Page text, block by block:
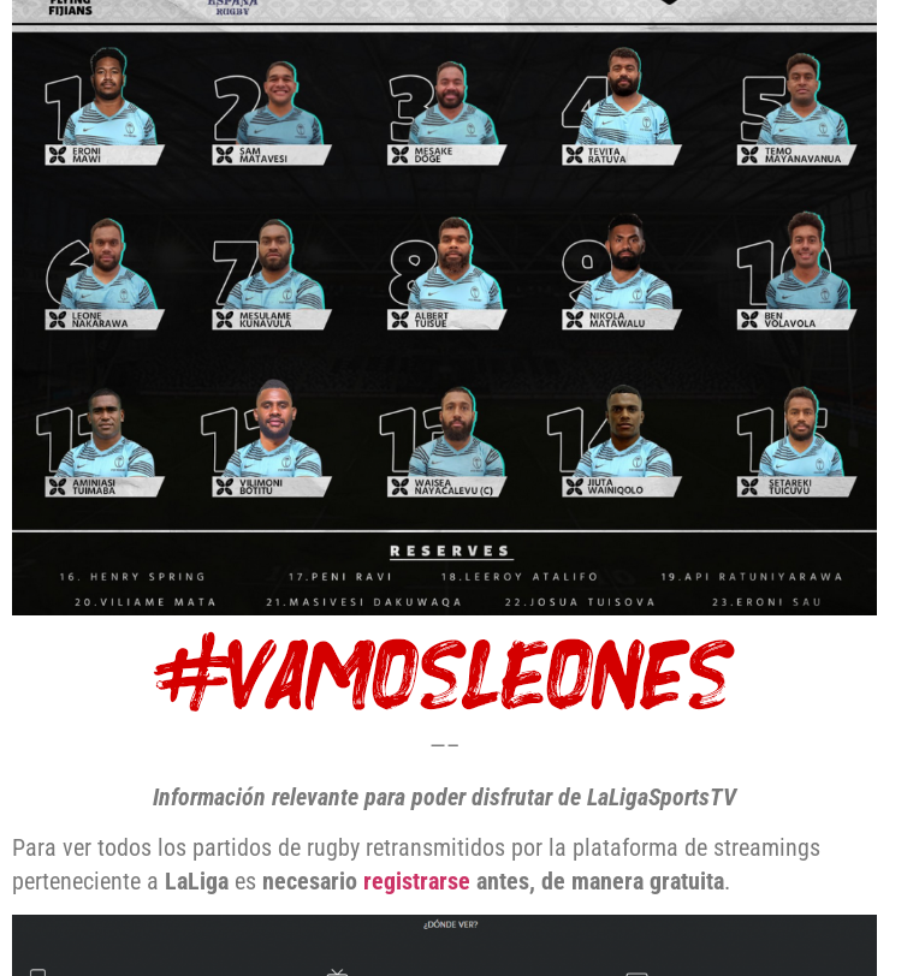
—–
Información relevante para poder disfrutar de LaLigaSportsTV
Para ver todos los partidos de rugby retransmitidos por la plataforma de streamings
perteneciente a LaLiga es necesario registrarse antes, de manera gratuita.